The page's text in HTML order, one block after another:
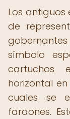
Los
de
símbolo
cartuchos
horizontal
cuales se
faraones.